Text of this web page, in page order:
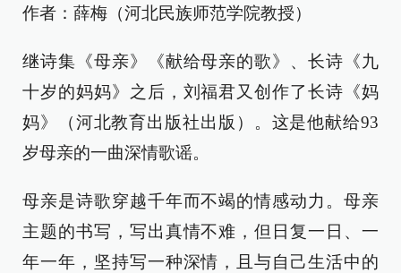
作者：薛梅（河北民族师范学院教授）
继诗集《母亲》《献给母亲的歌》、长诗《九
十岁的妈妈》之后，刘福君又创作了长诗《妈
妈》（河北教育出版社出版）。这是他献给93
岁母亲的一曲深情歌谣。
母亲是诗歌穿越千年而不竭的情感动力。母亲
主题的书写，写出真情不难，但日复一日、一
年一年，坚持写一种深情，且与自己生活中的